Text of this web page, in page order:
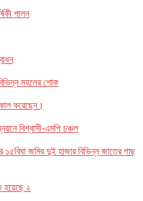
পালন
মহলের শোক
করেছেন।
বিশ্বাসী-এমপি চঞ্চল
জমির দুই হাজার বিভিন্ন জাতের গাছ
হয়েছে ২